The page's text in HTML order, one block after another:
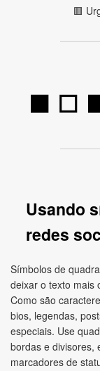
🟥
⬜
Usando
redes
Símbolos de
deixar o texto mais
Como são
bios, legendas,
especiais. Use
bordas e divisores,
marcadores de